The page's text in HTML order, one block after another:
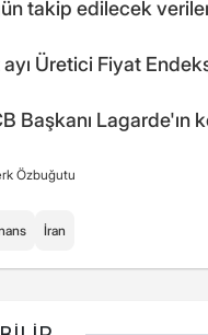
takip edilecek
Üretici Fiyat
Başkanı Lagarde'ın
Özbuğutu
İran